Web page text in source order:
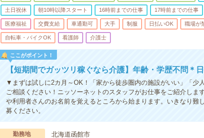
土日祝休 朝10時以降スタート 16時前までの仕事 17時前までの仕事
医療福祉 交費支給 車通勤可 大手 制服 日払いOK 職場が
自転車・バイクOK 看護師 介護士
ここがポイント！
【短期間でガッツリ稼ぐなら介護】年齢・学歴不問＊
▼まずは試しに2カ月～OK！「家から徒歩圏内の施設がいい」「少
ご相談ください！ニッソーネットのスタッフがお仕事をご紹介し
や利用者さんのお名前を覚えるところから始まります。いきなり難
募ください。
勤務地 北海道函館市